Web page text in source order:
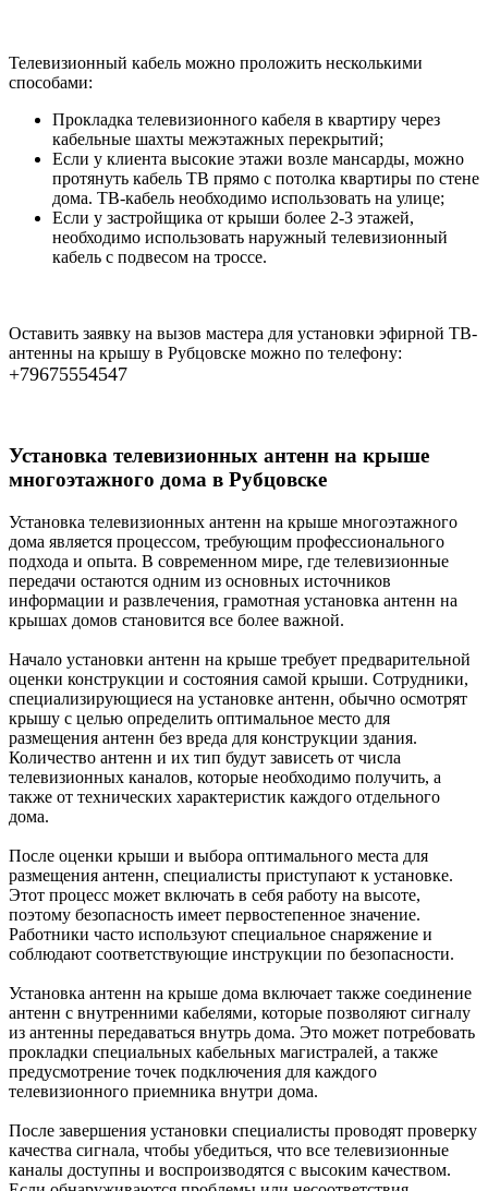
Телевизионный кабель можно проложить несколькими
способами:
Прокладка телевизионного кабеля в квартиру через
кабельные шахты межэтажных перекрытий;
Если у клиента высокие этажи возле мансарды, можно
протянуть кабель ТВ прямо с потолка квартиры по стене
дома. ТВ-кабель необходимо использовать на улице;
Если у застройщика от крыши более 2-3 этажей,
необходимо использовать наружный телевизионный
кабель с подвесом на троссе.
Оставить заявку на вызов мастера для установки эфирной ТВ-
антенны на крышу в Рубцовске можно по телефону:
+79675554547
Установка телевизионных антенн на крыше
многоэтажного дома в Рубцовске
Установка телевизионных антенн на крыше многоэтажного
дома является процессом, требующим профессионального
подхода и опыта. В современном мире, где телевизионные
передачи остаются одним из основных источников
информации и развлечения, грамотная установка антенн на
крышах домов становится все более важной.
Начало установки антенн на крыше требует предварительной
оценки конструкции и состояния самой крыши. Сотрудники,
специализирующиеся на установке антенн, обычно осмотрят
крышу с целью определить оптимальное место для
размещения антенн без вреда для конструкции здания.
Количество антенн и их тип будут зависеть от числа
телевизионных каналов, которые необходимо получить, а
также от технических характеристик каждого отдельного
дома.
После оценки крыши и выбора оптимального места для
размещения антенн, специалисты приступают к установке.
Этот процесс может включать в себя работу на высоте,
поэтому безопасность имеет первостепенное значение.
Работники часто используют специальное снаряжение и
соблюдают соответствующие инструкции по безопасности.
Установка антенн на крыше дома включает также соединение
антенн с внутренними кабелями, которые позволяют сигналу
из антенны передаваться внутрь дома. Это может потребовать
прокладки специальных кабельных магистралей, а также
предусмотрение точек подключения для каждого
телевизионного приемника внутри дома.
После завершения установки специалисты проводят проверку
качества сигнала, чтобы убедиться, что все телевизионные
каналы доступны и воспроизводятся с высоким качеством.